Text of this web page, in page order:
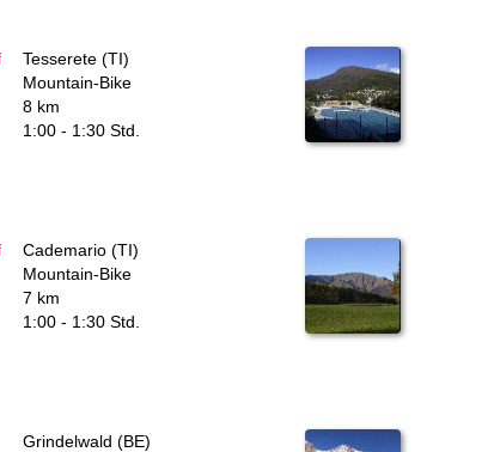
Tesserete (TI)
Mountain-Bike
8 km
1:00 - 1:30 Std.
Cademario (TI)
Mountain-Bike
7 km
1:00 - 1:30 Std.
Grindelwald (BE)